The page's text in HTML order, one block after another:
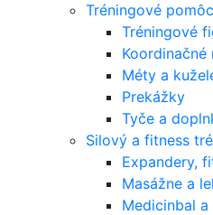
Tréningové
Tréningové
Méty a
Prekážky
Tyče a
Silový a fitness
Expandery,
Masážne a
Medicinbal